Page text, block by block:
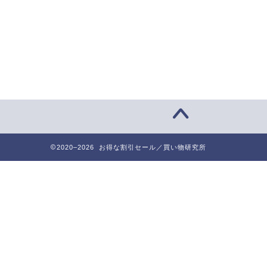
2020–2026 お得な割引セール／買い物研究所